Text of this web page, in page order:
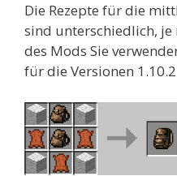
Die Rezepte für die
sind unterschiedlich, je
des Mods Sie
für die Versionen